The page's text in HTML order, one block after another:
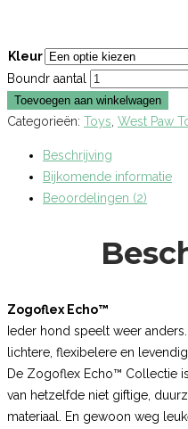
Kleur
Boundr aantal
Toevoegen aan winkelwagen
Categorieën: Toys West Paw
Beschrijving
Bijkomende informatie
Beoordelingen (2)
Zogoflex Echo™
Ieder hond speelt weer
lichtere, flexibelere en
De Zogoflex Echo™ Collectie
van hetzelfde niet giftige,
materiaal. En gewoon weg